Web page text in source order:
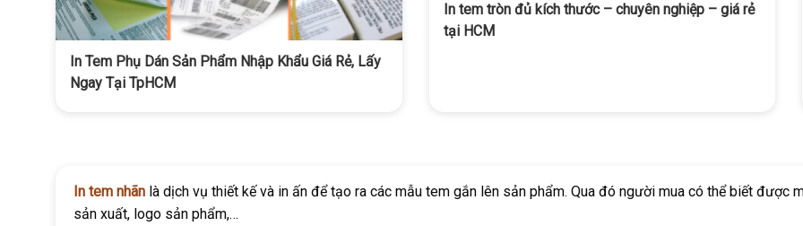
In Tem Phụ Dán Sản Phẩm Nhập Khẩu Giá Rẻ, Lấy
Ngay Tại TpHCM
In tem tròn đủ kích thước – chuyên nghiệp – giá rẻ
tại HCM
In tem nhãn là dịch vụ thiết kế và in ấn để tạo ra các mẫu tem gắn lên sản phẩm. Qua đó người mua có thể biết được
sản xuất, logo sản phẩm,…